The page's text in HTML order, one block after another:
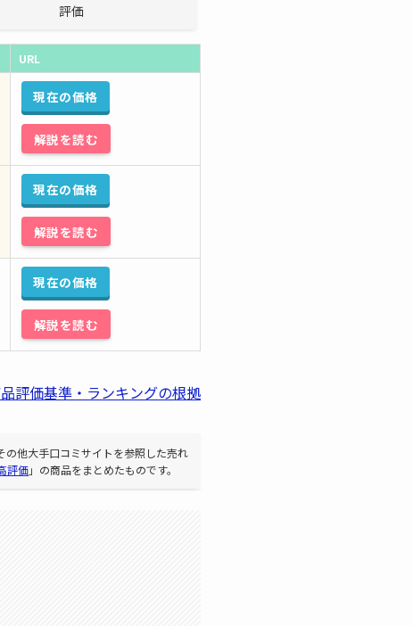
評価
URL
現在の価格
解説を読む
現在の価格
解説を読む
現在の価格
解説を読む
評価基準・ランキングの根拠
他大手口コミサイトを参照した売れ
評価」の商品をまとめたものです。